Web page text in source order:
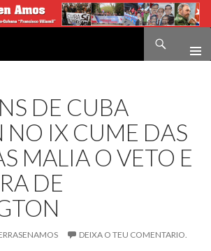
DE CUBA
NO IX CUME DAS
MALIA O VETO E
DE
DEIXA O TEU COMENTARIO.